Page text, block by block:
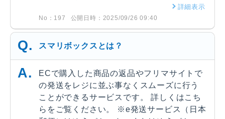
詳細表示
No：197 公開日時：2025/09/26 09:40
スマリボックスとは？
ECで購入した商品の返品やフリマサイトで
の発送をレジに並ぶ事なくスムーズに行う
ことができるサービスです。 詳しくはこち
らをご覧ください。 ※e発送サービス（日本